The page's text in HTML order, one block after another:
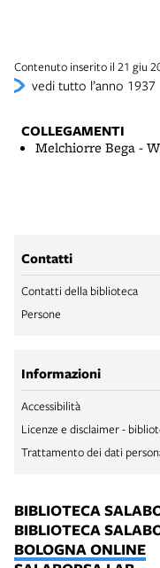
Contenuto inserito il 21 giu
vedi tutto l’anno 1937
COLLEGAMENTI
Melchiorre Bega -
Contatti
Contatti della biblioteca
Persone
Informazioni
Accessibilità
Licenze e disclaimer -
Trattamento dei dati
BIBLIOTECA
BIBLIOTECA
BOLOGNA ONLINE